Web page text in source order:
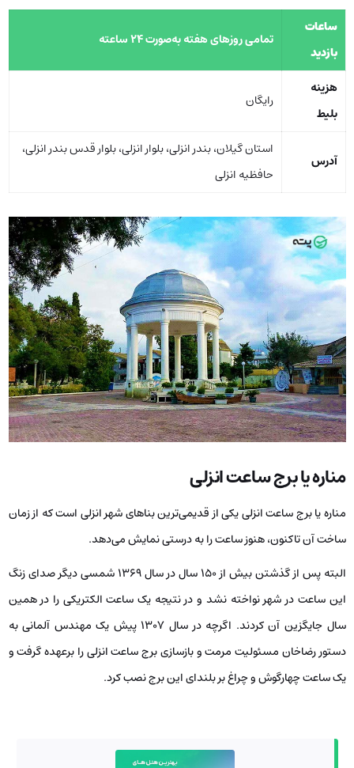
ساعات
بازدید
تمامی روزهای هفته به‌صورت 24 ساعته
هزینه
بلیط
رایگان
آدرس
استان گیلان، بندر انزلی، بلوار انزلی، بلوار قدس بندر انزلی،
حافظیه انزلی
مناره یا برج ساعت انزلی
مناره یا برج ساعت انزلی یکی از قدیمی‌ترین بناهای شهر انزلی است که از زمان
ساخت آن تاکنون، هنوز ساعت را به درستی نمایش می‌دهد.
البته پس از گذشتن بیش از 150 سال در سال 1369 شمسی دیگر صدای زنگ
این ساعت در شهر نواخته نشد و در نتیجه یک ساعت الکتریکی را در همین
سال جایگزین آن کردند. اگرچه در سال 1307 پیش یک مهندس آلمانی به
دستور رضاخان مسئولیت مرمت و بازسازی برج ساعت انزلی را برعهده گرفت و
یک ساعت چهارگوش و چراغ بر بلندای این برج نصب کرد.